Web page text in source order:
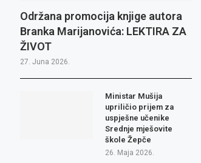
Održana promocija knjige autora
Branka Marijanovića: LEKTIRA ZA
ŽIVOT
27. Juna 2026.
Ministar Mušija
upriličio prijem za
uspješne učenike
Srednje mješovite
škole Žepče
26. Maja 2026.